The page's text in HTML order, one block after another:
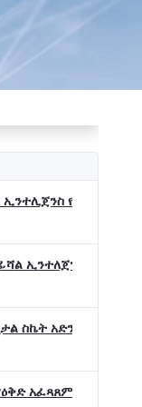
የትብብር
ኢንተለጀንስ ትብብር
ስኬት አድንቀዋል
አፈጻጸምና የቀጣይ